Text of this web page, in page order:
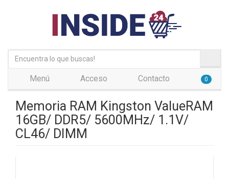
Menú Acceso Contacto 0
Memoria RAM Kingston ValueRAM
16GB/ DDR5/ 5600MHz/ 1.1V/
CL46/ DIMM